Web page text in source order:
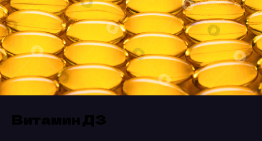
Витамин Д3